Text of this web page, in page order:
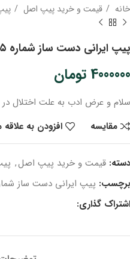
خانه قیمت و خرید پیپ اصل
پیپ ایرانی دست ساز شماره ۱۰۳۳۵
4000000 تومان
سلام و عرض ادب به علت اختلال
مقایسه
افزودن به
دسته: قیمت و خرید پیپ اصل,
برچسب: پیپ ایرانی دست ساز شماره
اشتراک گذاری: